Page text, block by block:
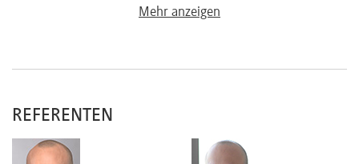
Auswirkungen auf Tarifverträge und
Unterrichtung nach § 613a BGB
Einbeziehung der Arbeitnehmervertretungen
Mehr anzeigen
REFERENTEN